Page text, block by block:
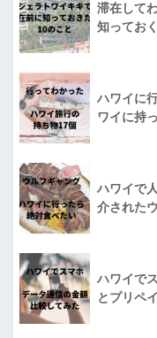
滞在して
知ってお
ハワイに
ワイに持
ハワイで
介された
ハワイで
とプリペ